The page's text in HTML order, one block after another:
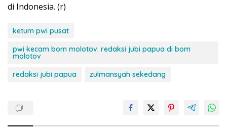
di Indonesia. (r)
ketum pwi pusat
pwi kecam bom molotov. redaksi jubi papua di bom
molotov
redaksi jubi papua
zulmansyah sekedang